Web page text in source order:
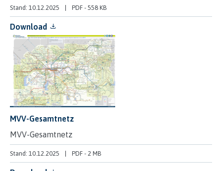
Stand: 10.12.2025 PDF - 558 KB
Download
MVV-Gesamtnetz
MVV-Gesamtnetz
Stand: 10.12.2025 PDF - 2 MB